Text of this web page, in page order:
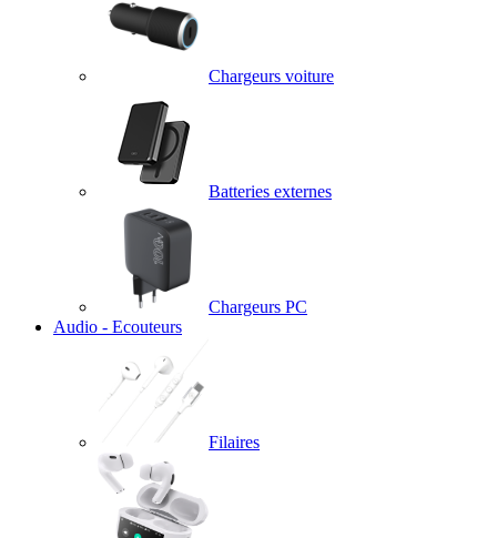
Chargeurs voiture
Batteries externes
Chargeurs PC
Audio - Ecouteurs
Filaires